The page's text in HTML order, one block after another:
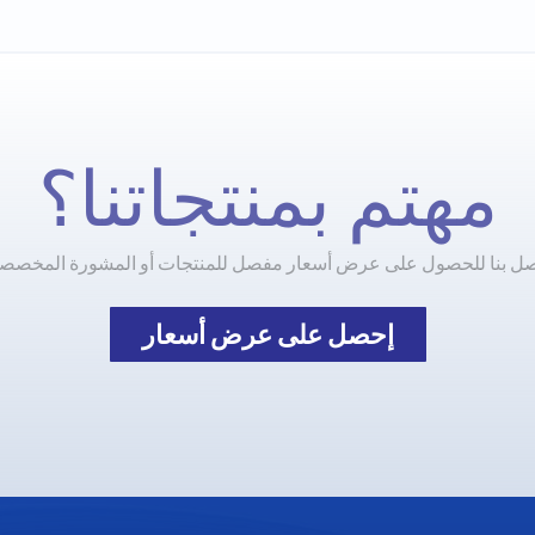
مهتم بمنتجاتنا؟
بنا للحصول على عرض أسعار مفصل للمنتجات أو المشورة
إحصل على عرض أسعار